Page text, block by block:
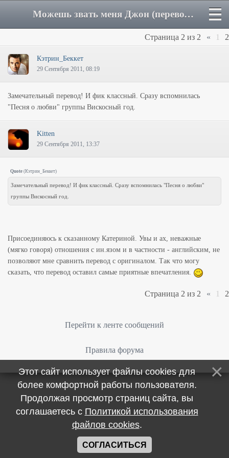
Можешь звать меня Джон (перевод) - Страница 2 - Форум
Страница 2 из 2 « 1 2
Кэтрин_Беккет
29 Сентября 2011, 08:19
Замечательный перевод! И фик классный. Сразу вспомнилась
"Песня о любви" группы Вискосный год.
Kitten
29 Сентября 2011, 13:37
Quote (Кэтрин_Беккет)
Замечательный перевод! И фик классный. Сразу вспомнилась "Песня о любви"
группы Вискосный год.
Присоединяюсь к сказанному Катериной. Увы и ах, неважные
(мягко говоря) отношения с ин.язом и в частности - английским, не
позволяют мне сравнить перевод с оригиналом. Так что могу
сказать, что перевод оставил самые приятные впечатления.
Страница 2 из 2 « 1 2
Перейти к ленте сообщений
Правила форума
Этот сайт использует файлы cookies для
более комфортной работы пользователя.
Продолжая просмотр страниц сайта, вы
соглашаетесь с Политикой использования
файлов cookies.
СОГЛАСИТЬСЯ